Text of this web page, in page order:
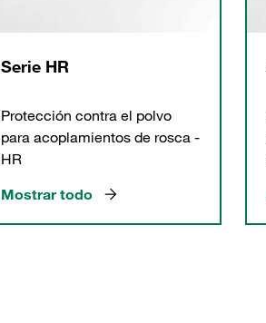
Serie HR
Protección contra el polvo
para acoplamientos de rosca -
HR
Mostrar todo